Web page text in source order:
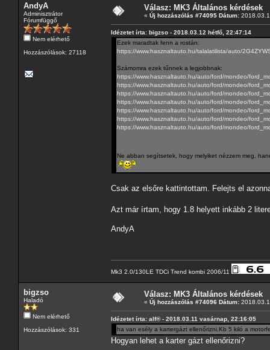
AndyA
Adminisztrátor
Fórumfüggő
Nem elérhető
Hozzászólások: 27118
Válasz: MK3 Általános kérdések
« Új hozzászólás #74095 Dátum:
Idézetet írta: bigzso - 2018.03.12 hétfő, 22:47:14
Ezek maradtak fenn a rostán:
https://www.hasznaltauto.hu/talalatilista/auto/
Számomra ezek tűnnek a legjobbnak:
https://www.hasznaltauto.hu/auto/ford/mondeo/
https://www.hasznaltauto.hu/auto/ford/mondeo/
https://www.hasznaltauto.hu/auto/ford/mondeo/
https://www.hasznaltauto.hu/auto/ford/mondeo/
https://www.hasznaltauto.hu/auto/ford/mondeo/
https://www.hasznaltauto.hu/auto/ford/mondeo/
https://www.hasznaltauto.hu/auto/ford/mondeo/
Ne abban segítsetek, hogy melyiket nézzem meg,
Csak az elsőre kattintottam. Felejts el
Azt már írtam, hogy 1.8 helyett inkább 2
AndyA
Mk3 2.0/130LE TDCi Trend kombi 2006/11
bigzso
Haladó
Nem elérhető
Hozzászólások: 331
Válasz: MK3 Általános kérdések
« Új hozzászólás #74096 Dátum:
Idézetet írta: alf® - 2018.03.11 vasárnap, 22:16:05
ha van esély a kartergázt ellenőrizni.Kb 5 kiló a
Hogyan lehet a karter gázt ellenőrizni?